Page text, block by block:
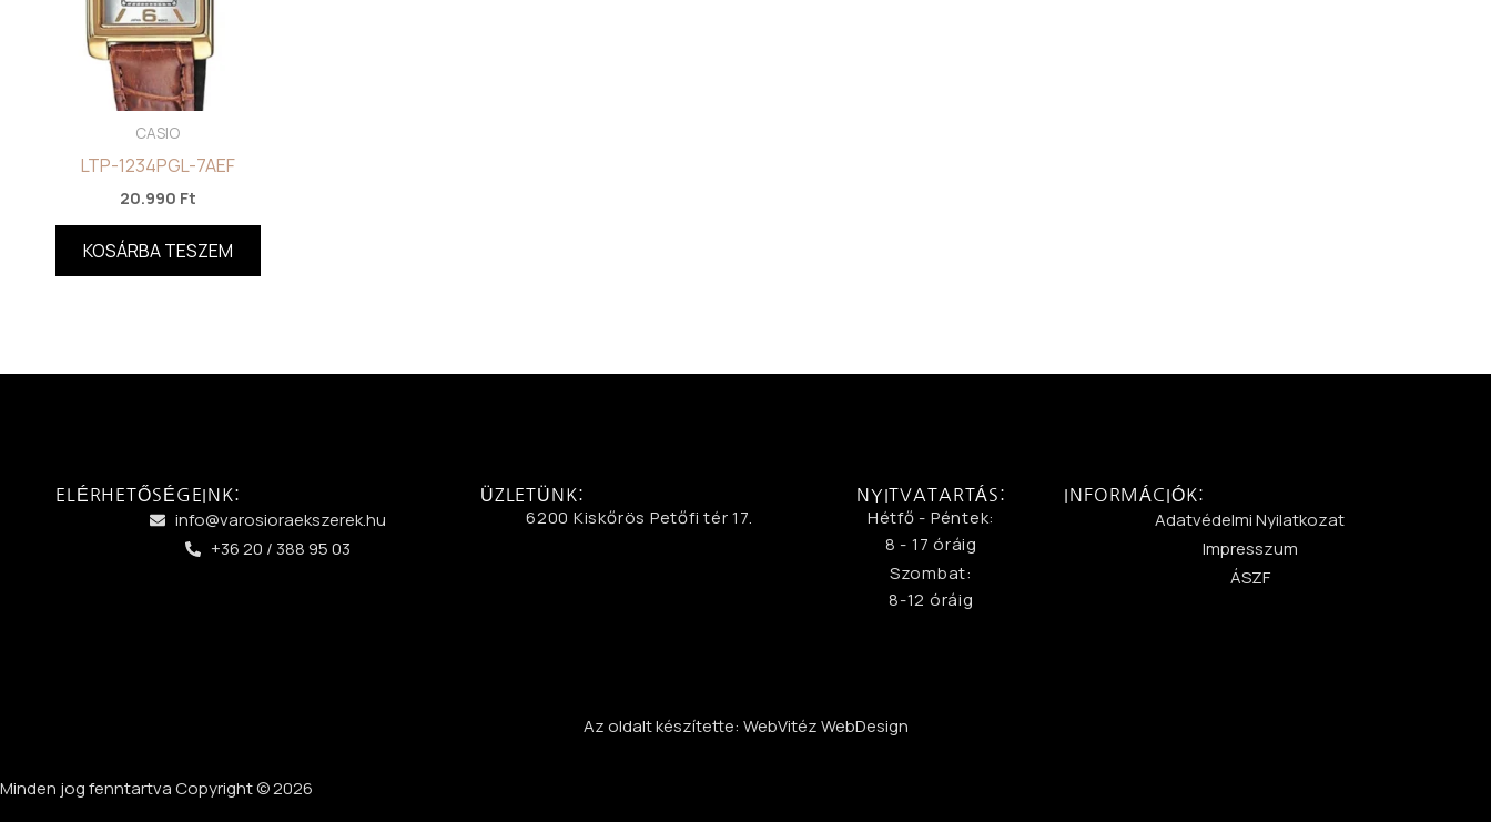
CASIO
LTP-1234PGL-7AEF
20.990 Ft
KOSÁRBA TESZEM
ELÉRHETŐSÉGEINK:
info@varosioraekszerek.hu
+36 20 / 388 95 03
ÜZLETÜNK:
6200 Kiskőrös Petőfi tér 17.
NYITVATARTÁS:
Hétfő - Péntek:
8 - 17 óráig
Szombat:
8-12 óráig
INFORMÁCIÓK:
Adatvédelmi Nyilatkozat
Impresszum
ÁSZF
Az oldalt készítette: WebVitéz WebDesign
Minden jog fenntartva Copyright © 2026